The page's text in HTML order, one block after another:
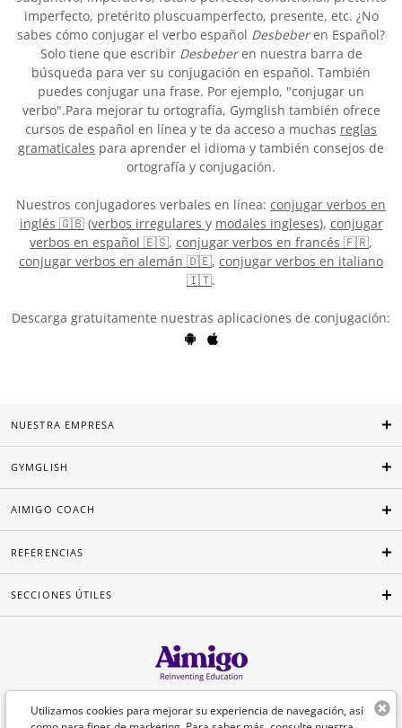
imperfecto, pretérito pluscuamperfecto, presente, etc. ¿No
sabes cómo conjugar el verbo español Desbeberen Español?
Solo tiene que escribir Desbeberen nuestra barra de
búsqueda para ver su conjugación en español. También
puedes conjugar una frase. Por ejemplo, "conjugar un
verbo".Para mejorar tu ortografía, Gymglish también ofrece
cursos de español en línea y te da acceso a muchas reglas
gramaticales para aprender el idioma y también consejos de
ortografía y conjugación.
Nuestros conjugadores verbales en línea: conjugar verbos en
inglés 🇬🇧(verbos irregulares y modales ingleses), conjugar
verbos en español 🇪🇸, conjugar verbos en francés 🇫🇷,
conjugar verbos en alemán 🇩🇪, conjugar verbos en italiano
🇮🇹.
Descarga gratuitamente nuestras aplicaciones de conjugación:
Utilizamos cookies para mejorar su experiencia de navegación, así
NUESTRA EMPRESA
GYMGLISH
AIMIGO COACH
REFERENCIAS
SECCIONES ÚTILES
Español